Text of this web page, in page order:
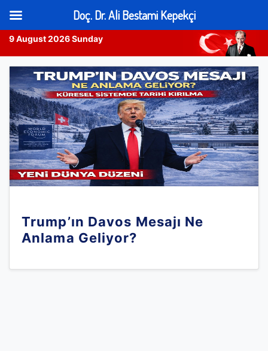
9 August 2026 Sunday
content
Trump’ın Davos Mesajı Ne
Anlama Geliyor?
Doç. Dr. Ali Bestami Kepekçi